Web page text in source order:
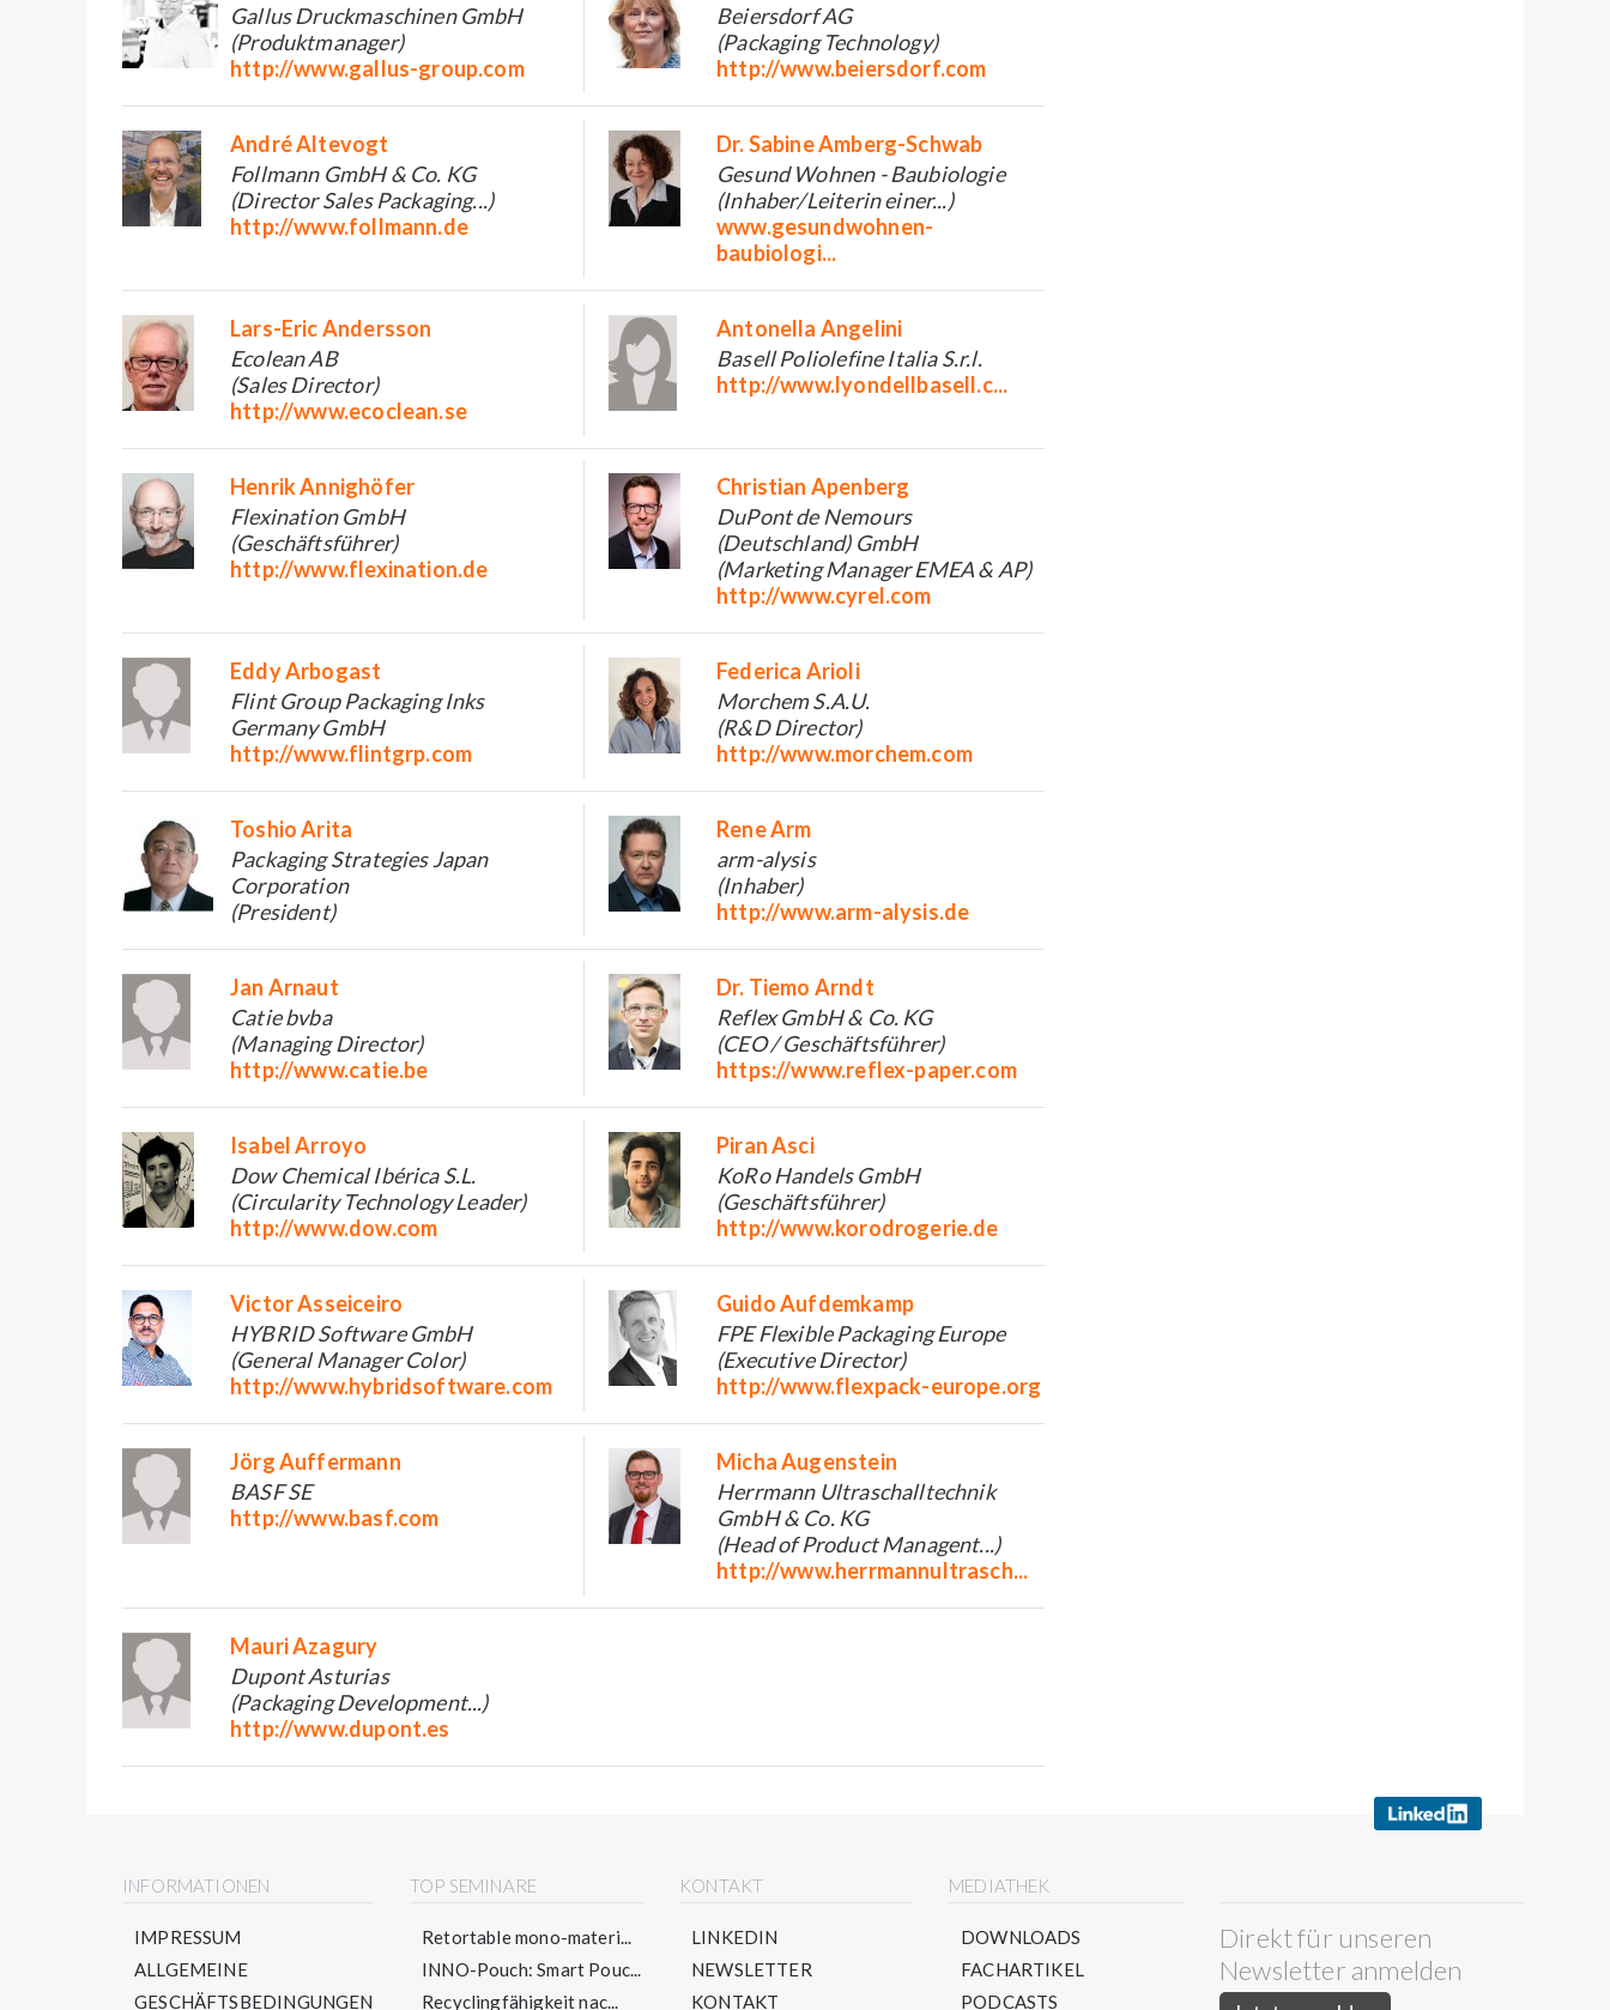
Gallus Druckmaschinen GmbH
(Produktmanager)
http://www.gallus-group.com
Beiersdorf AG
(Packaging Technology)
http://www.beiersdorf.com
André Altevogt
Follmann GmbH & Co. KG
(Director Sales Packaging...)
http://www.follmann.de
Dr. Sabine Amberg-Schwab
Gesund Wohnen - Baubiologie
(Inhaber/Leiterin einer...)
www.gesundwohnen-
baubiologi...
Lars-Eric Andersson
Ecolean AB
(Sales Director)
http://www.ecoclean.se
Antonella Angelini
Basell Poliolefine Italia S.r.l.
http://www.lyondellbasell.c...
Henrik Annighöfer
Flexination GmbH
(Geschäftsführer)
http://www.flexination.de
Christian Apenberg
DuPont de Nemours
(Deutschland) GmbH
(Marketing Manager EMEA & AP)
http://www.cyrel.com
Eddy Arbogast
Flint Group Packaging Inks
Germany GmbH
http://www.flintgrp.com
Federica Arioli
Morchem S.A.U.
(R&D Director)
http://www.morchem.com
Toshio Arita
Packaging Strategies Japan
Corporation
(President)
Rene Arm
arm-alysis
(Inhaber)
http://www.arm-alysis.de
Jan Arnaut
Catie bvba
(Managing Director)
http://www.catie.be
Dr. Tiemo Arndt
Reflex GmbH & Co. KG
(CEO / Geschäftsführer)
https://www.reflex-paper.com
Isabel Arroyo
Dow Chemical Ibérica S.L.
(Circularity Technology Leader)
http://www.dow.com
Piran Asci
KoRo Handels GmbH
(Geschäftsführer)
http://www.korodrogerie.de
Victor Asseiceiro
HYBRID Software GmbH
(General Manager Color)
http://www.hybridsoftware.com
Guido Aufdemkamp
FPE Flexible Packaging Europe
(Executive Director)
http://www.flexpack-europe.org
Jörg Auffermann
BASF SE
http://www.basf.com
Micha Augenstein
Herrmann Ultraschalltechnik
GmbH & Co. KG
(Head of Product Managent...)
http://www.herrmannultrasch...
Mauri Azagury
Dupont Asturias
(Packaging Development...)
http://www.dupont.es
INFORMATIONEN
IMPRESSUM
ALLGEMEINE
GESCHÄFTSBEDINGUNGEN
TOP SEMINARE
Retortable mono-materi...
INNO-Pouch: Smart Pouc...
Recyclingfähigkeit nac...
KONTAKT
LINKEDIN
NEWSLETTER
KONTAKT
MEDIATHEK
DOWNLOADS
FACHARTIKEL
PODCASTS
Direkt für unseren
Newsletter anmelden